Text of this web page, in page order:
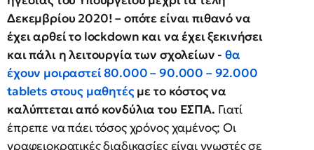
Δεκεμβρίου 2020! – οπότε είναι πιθανό να
έχει αρθεί το lockdown και να έχει ξεκινήσει
και πάλι η λειτουργία των σχολείων -θα
έχουν μοιραστεί 80.000 – 90.000 – 92.000
tablets στους μαθητέςμε το κόστος να
καλύπτεται από κονδύλια του ΕΣΠΑ. Γιατί
έπρεπε να πάει τόσος χρόνος χαμένος; Οι
γραφειοκρατικές διαδικασίες είναι γνωστές σε